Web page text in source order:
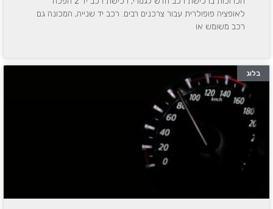
לאופציה פופולרית עבור צרכנים רבים. רכב יד שנייה, המכונה גם
רכב משומש או
בלוג